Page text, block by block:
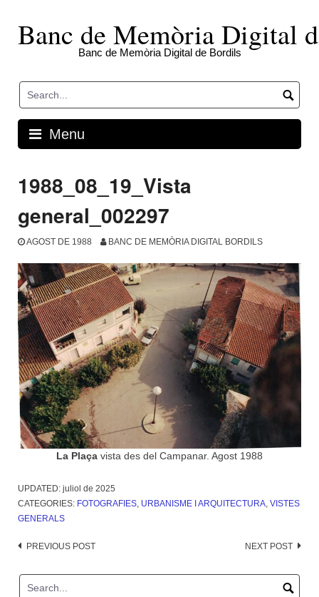
contentBanc de Memòria Digital
Banc de Memòria Digital de Bordils
Menu
1988_08_19_Vista
general_002297
AGOST DE 1988 BANC DE MEMÒRIA DIGITAL BORDILS
La Plaça vista des del Campanar. Agost 1988
UPDATED: juliol de 2025
CATEGORIES: FOTOGRAFIES, URBANISME I ARQUITECTURA, VISTES
GENERALS
Post
PREVIOUS POST NEXT POST